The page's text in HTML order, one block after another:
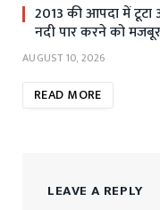
2013 की आपदा में
नदी पार करने को मजबूर
AUGUST 10, 2026
READ MORE
LEAVE A REPLY